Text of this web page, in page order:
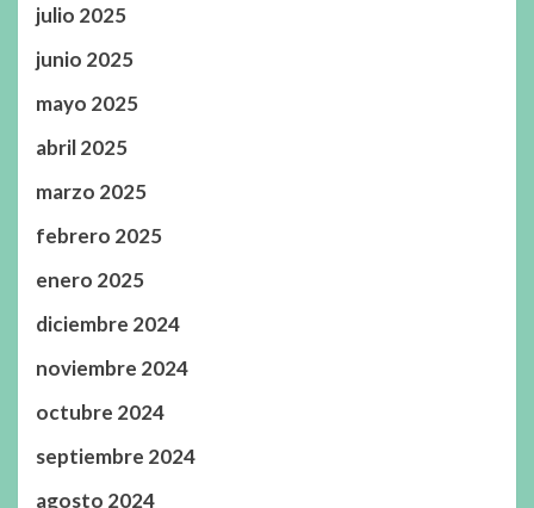
julio 2025
junio 2025
mayo 2025
abril 2025
marzo 2025
febrero 2025
enero 2025
diciembre 2024
noviembre 2024
octubre 2024
septiembre 2024
agosto 2024